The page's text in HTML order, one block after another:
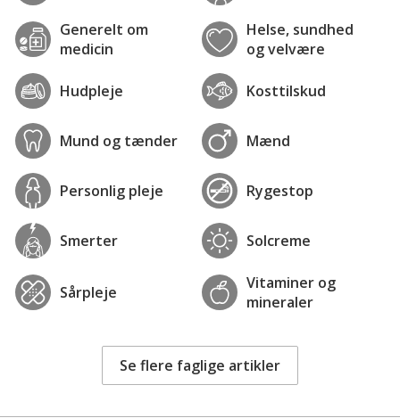
Generelt om
medicin
Helse, sundhed
og velvære
Hudpleje Kosttilskud
Mund og tænder Mænd
Personlig pleje Rygestop
Smerter Solcreme
Sårpleje
Vitaminer og
mineraler
Se flere faglige artikler